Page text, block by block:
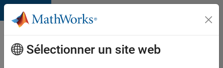
Passer au contenu
Votre
carrière
chez
Sélectionner un site web